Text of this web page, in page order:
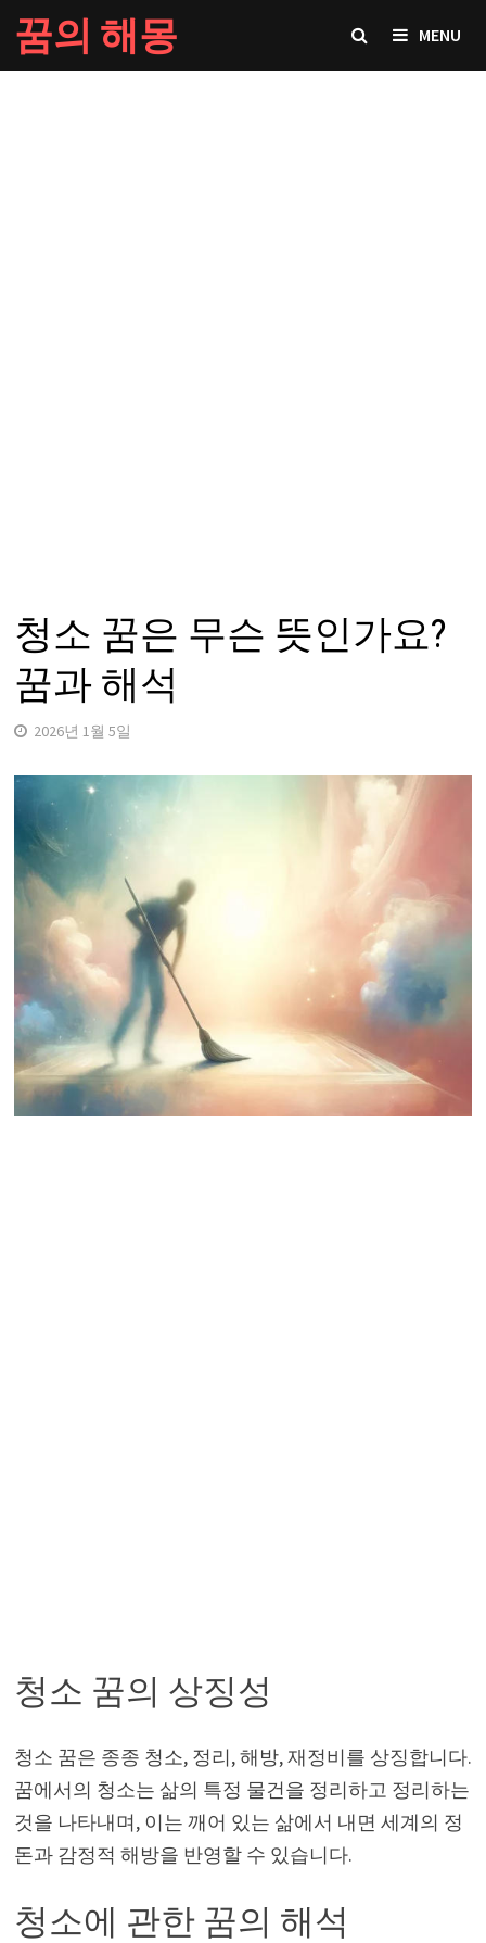
Skip
to
content
꿈의 해몽 MENU
청소 꿈은 무슨 뜻인가요?
꿈과 해석
2026년 1월 5일
청소 꿈의 상징성
청소 꿈은 종종 청소, 정리, 해방, 재정비를 상징합니다.
꿈에서의 청소는 삶의 특정 물건을 정리하고 정리하는
것을 나타내며, 이는 깨어 있는 삶에서 내면 세계의 정
돈과 감정적 해방을 반영할 수 있습니다.
청소에 관한 꿈의 해석